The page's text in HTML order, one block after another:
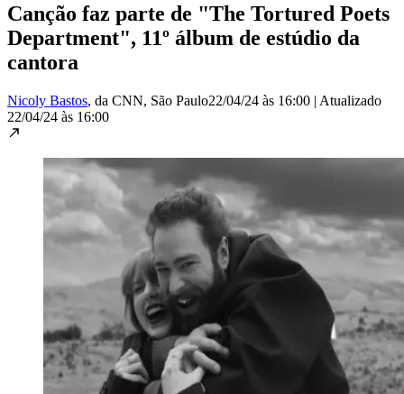
Canção faz parte de "The Tortured Poets
Department", 11º álbum de estúdio da
cantora
Nicoly Bastos, da CNN, São Paulo22/04/24 às 16:00 | Atualizado
22/04/24 às 16:00